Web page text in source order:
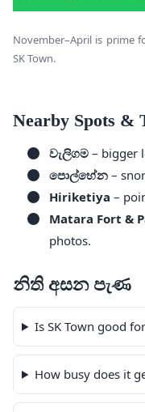
November–April is prime
SK Town.
Nearby Spots &
වැලිගම – bigger
පොල්හේන –
Hiriketiya –
Matara Fort &
photos.
නිති අසන පැණ
Is SK Town good
How busy does it